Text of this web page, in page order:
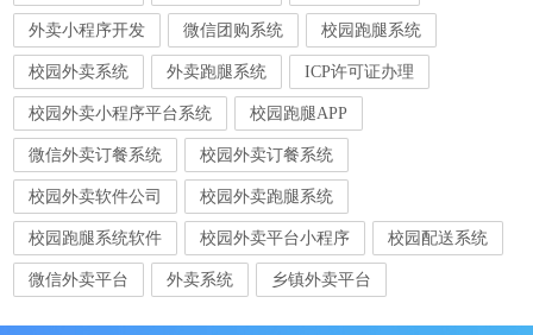
外卖小程序开发 微信团购系统 校园跑腿系统
校园外卖系统 外卖跑腿系统 ICP许可证办理
校园外卖小程序平台系统 校园跑腿APP
微信外卖订餐系统 校园外卖订餐系统
校园外卖软件公司 校园外卖跑腿系统
校园跑腿系统软件 校园外卖平台小程序 校园配送系统
微信外卖平台 外卖系统 乡镇外卖平台